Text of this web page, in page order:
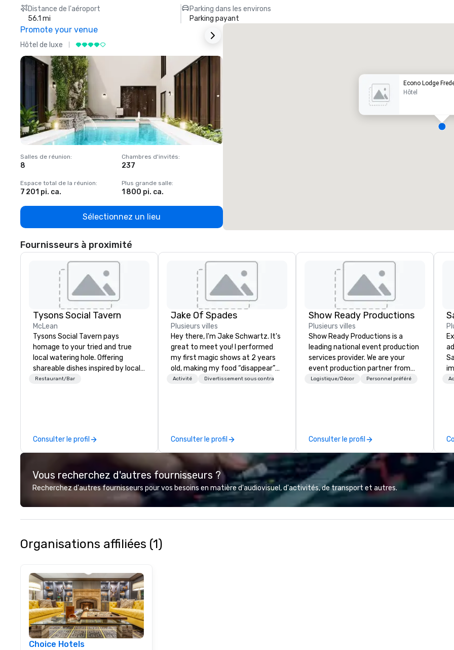
Distance de l'aéroport
56.1 mi
Parking dans les environs
Parking payant
Promote your venue
Hôtel de luxe
Salles de réunion:
8
Chambres d'invités:
237
Espace total de la réunion:
7 201 pi. ca.
Plus grande salle:
1 800 pi. ca.
Sélectionnez un lieu
Econo Lodge
Hôtel
Fournisseurs à proximité
Tysons Social Tavern
McLean
Tysons Social Tavern pays
homage to your tried and true
local watering hole. Offering
shareable dishes inspired by local
flavors, the menu blends
many local craft beers and wines,
or mixing a drink from our
whiskies. The tavern’s dynamic
atmosphere immediately draws
gathering place.
Restaurant/Bar
Consulter le profil
Jake Of Spades
Plusieurs villes
Hey there, I'm Jake Schwartz. It's
great to meet you! I performed
my first magic shows at 2 years
old, making my food “disappear”
for my parents at every meal. I
tell STORIES through my magic.
Suddenly, people weren’t made to
be the FOOL, they were PART of a
STORY. | Since then, I've won
international awards, appeared on
television over 70 times,
performed in 3 World Tours with
the most viral sports team on the
Activité Divertissement sous contrat
Consulter le profil
Show Ready Productions
Plusieurs villes
Show Ready Productions is a
leading national event production
services provider. We are your
event production partner from
start to finish. Our team is
Logistique/Décor Personnel préféré
Consulter le profil
Vous recherchez d'autres fournisseurs ?
Recherchez d'autres fournisseurs pour vos besoins en matière d'audiovisuel, d'activités, de transport et autres.
Organisations affiliées (1)
Choice Hotels